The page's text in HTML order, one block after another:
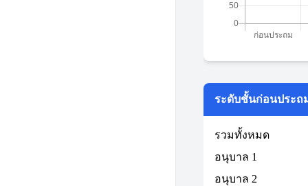
ระดับชั้นก่อนประถ
รวมทั้งหมด
อนุบาล 1
อนุบาล 2